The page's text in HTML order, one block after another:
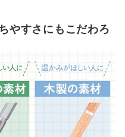
やすさにもこだわろ